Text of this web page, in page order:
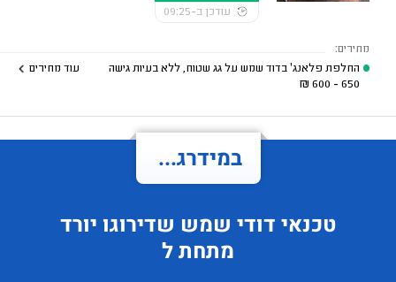
עודכן ב-09:25
מחירים:
החלפת פלאנג' בדוד שמש על גג שטוח, ללא בעיות גישה
650 - 600
₪
עוד מחירים
במידרג...
טכנאי דודי שמש שדירוגו יורד
מתחת ל